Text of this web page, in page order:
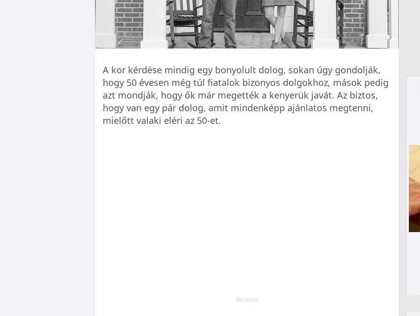
A kor kérdése mindig egy bonyolult dolog, sokan úgy gondolják,
hogy 50 évesen még túl fiatalok bizonyos dolgokhoz, mások pedig
azt mondják, hogy ők már megették a kenyerük javát. Az biztos,
hogy van egy pár dolog, amit mindenképp ajánlatos megtenni,
mielőtt valaki eléri az 50-et.